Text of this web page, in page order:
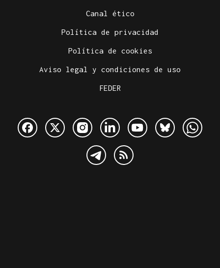
Canal ético
Política de privacidad
Política de cookies
Aviso legal y condiciones de uso
FEDER